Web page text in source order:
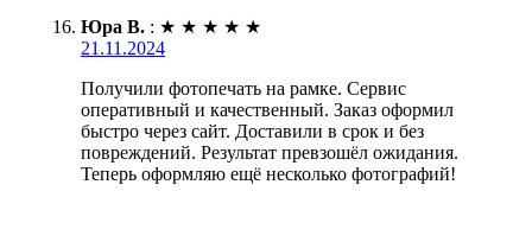
Юра В. : ★ ★ ★ ★ ★
21.11.2024
Получили фотопечать на рамке. Сервис
оперативный и качественный. Заказ оформил
быстро через сайт. Доставили в срок и без
повреждений. Результат превзошёл ожидания.
Теперь оформляю ещё несколько фотографий!